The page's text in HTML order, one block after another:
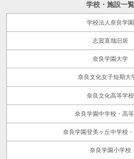
学校・施設一覧
学校法人奈良学園
志賀直哉旧居
奈良学園大学
奈良文化女子短期大
奈良文化高等学校
奈良学園中学校・高
奈良学園登美ヶ丘中学校
奈良学園小学校